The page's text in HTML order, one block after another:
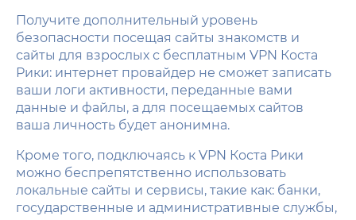
Получите дополнительный уровень
безопасности посещая сайты знакомств и
сайты для взрослых с бесплатным VPN Коста
Рики: интернет провайдер не сможет записать
ваши логи активности, переданные вами
данные и файлы, а для посещаемых сайтов
ваша личность будет анонимна.
Кроме того, подключаясь к VPN Коста Рики
можно беспрепятственно использовать
локальные сайты и сервисы, такие как: банки,
государственные и административные службы,